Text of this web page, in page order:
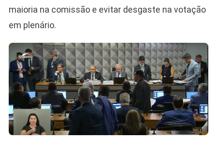
maioria na comissão e evitar desgaste na votação
em plenário.